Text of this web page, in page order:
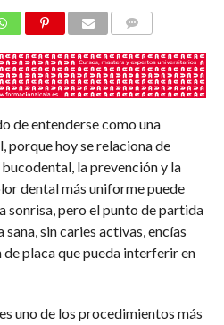
de entenderse como una
porque hoy se relaciona de
la prevención y la
dental más uniforme puede
sonrisa, pero el punto de partida
sin caries activas, encías
placa que pueda interferir en
uno de los procedimientos más